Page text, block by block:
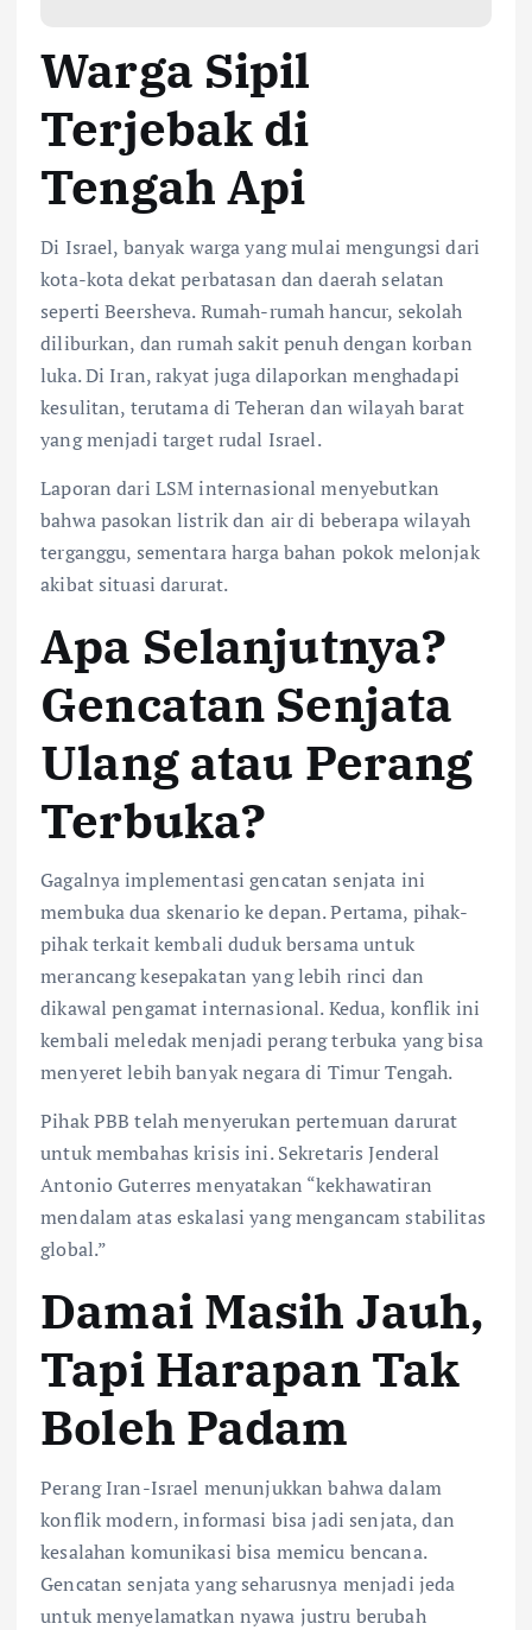
Warga Sipil
Terjebak di
Tengah Api
Di Israel, banyak warga yang mulai mengungsi dari
kota-kota dekat perbatasan dan daerah selatan
seperti Beersheva. Rumah-rumah hancur, sekolah
diliburkan, dan rumah sakit penuh dengan korban
luka. Di Iran, rakyat juga dilaporkan menghadapi
kesulitan, terutama di Teheran dan wilayah barat
yang menjadi target rudal Israel.
Laporan dari LSM internasional menyebutkan
bahwa pasokan listrik dan air di beberapa wilayah
terganggu, sementara harga bahan pokok melonjak
akibat situasi darurat.
Apa Selanjutnya?
Gencatan Senjata
Ulang atau Perang
Terbuka?
Gagalnya implementasi gencatan senjata ini
membuka dua skenario ke depan. Pertama, pihak-
pihak terkait kembali duduk bersama untuk
merancang kesepakatan yang lebih rinci dan
dikawal pengamat internasional. Kedua, konflik ini
kembali meledak menjadi perang terbuka yang bisa
menyeret lebih banyak negara di Timur Tengah.
Pihak PBB telah menyerukan pertemuan darurat
untuk membahas krisis ini. Sekretaris Jenderal
Antonio Guterres menyatakan “kekhawatiran
mendalam atas eskalasi yang mengancam stabilitas
global.”
Damai Masih Jauh,
Tapi Harapan Tak
Boleh Padam
Perang Iran-Israel menunjukkan bahwa dalam
konflik modern, informasi bisa jadi senjata, dan
kesalahan komunikasi bisa memicu bencana.
Gencatan senjata yang seharusnya menjadi jeda
untuk menyelamatkan nyawa justru berubah